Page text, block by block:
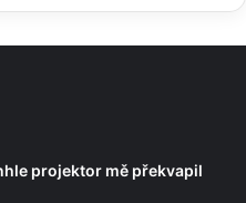
projektor mě překvapil